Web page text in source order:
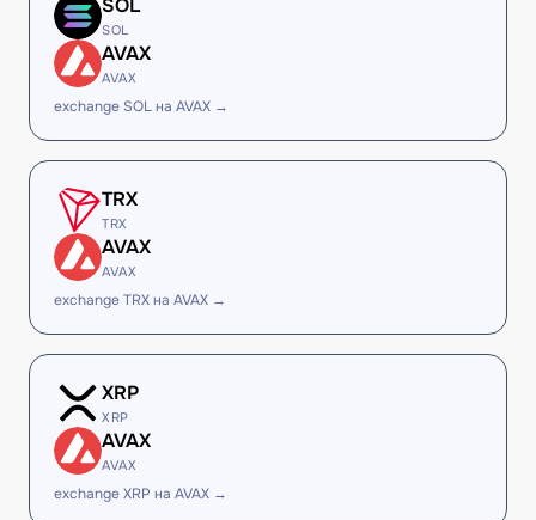
SOL
SOL
AVAX
AVAX
exchange SOL на AVAX →
TRX
TRX
AVAX
AVAX
exchange TRX на AVAX →
XRP
XRP
AVAX
AVAX
exchange XRP на AVAX →